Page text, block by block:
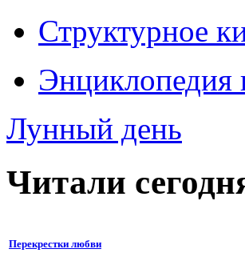
Структурное
Энциклопедия
Лунный день
Читали
Перекрестки любви